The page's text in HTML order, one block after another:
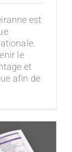
est
le
et
afin de